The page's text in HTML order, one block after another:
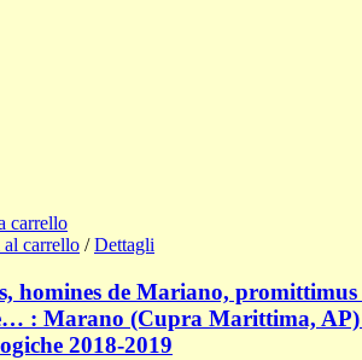
carrello
carrello / Dettagli
homines de Mariano, promittimus
: Marano (Cupra Marittima, AP)
2018-2019